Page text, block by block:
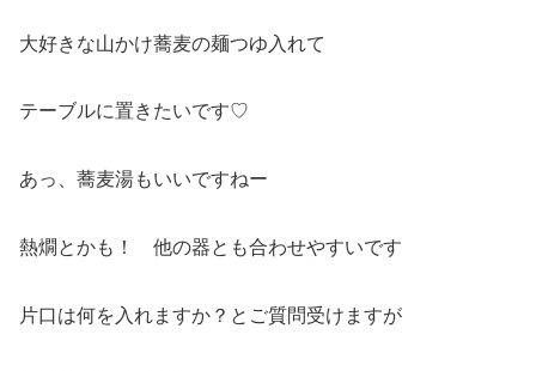
大好きな山かけ蕎麦の麺つゆ入れて
テーブルに置きたいです♡
あっ、蕎麦湯もいいですねー
熱燗とかも！ 他の器とも合わせやすいです
片口は何を入れますか？とご質問受けますが